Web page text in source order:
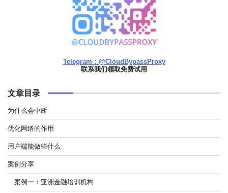
Telegram：@CloudBypassProxy
联系我们领取免费试用
文章目录
为什么会中断
优化网络的作用
用户端能做些什么
案例分享
案例一：亚洲金融培训机构